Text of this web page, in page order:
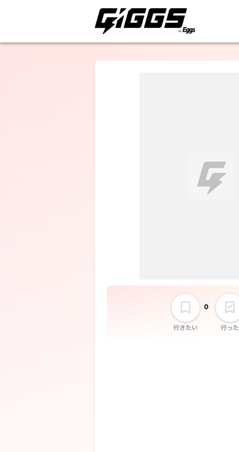
行きたい
0
行った
ザ・あどばん 全